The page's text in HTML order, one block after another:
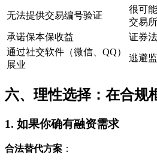
无法提供交易编号验证
很可
交易所
承诺保本保收益
证券
通过社交软件（微信、QQ）
展业
逃避
六、理性选择：在合规
1. 如果你确有融资需求
合法替代方案 ：